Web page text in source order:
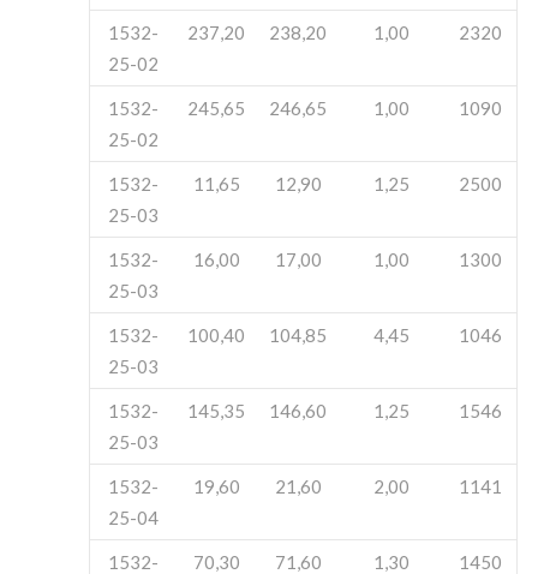
1532-
25-02
237,20 238,20 1,00 2320
1532-
25-02
245,65 246,65 1,00 1090
1532-
25-03
11,65 12,90 1,25 2500
1532-
25-03
16,00 17,00 1,00 1300
1532-
25-03
100,40 104,85 4,45 1046
1532-
25-03
145,35 146,60 1,25 1546
1532-
25-04
19,60 21,60 2,00 1141
1532-
70,30 71,60 1,30 1450